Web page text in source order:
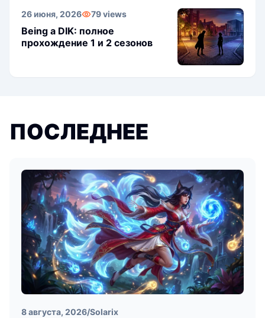
26 июня, 2026 79 views
Being a DIK: полное
прохождение 1 и 2 сезонов
ПОСЛЕДНЕЕ
8 августа, 2026/Solarix